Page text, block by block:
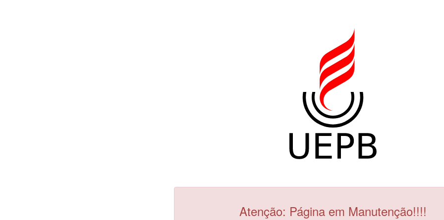
Atenção: Página em Manutenção!!!!